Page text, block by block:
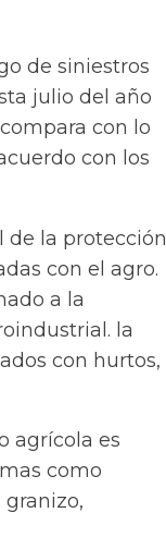
de siniestros
julio del año
con lo
con los
de la protección
con el agro.
a la
la
con hurtos,
agrícola es
como